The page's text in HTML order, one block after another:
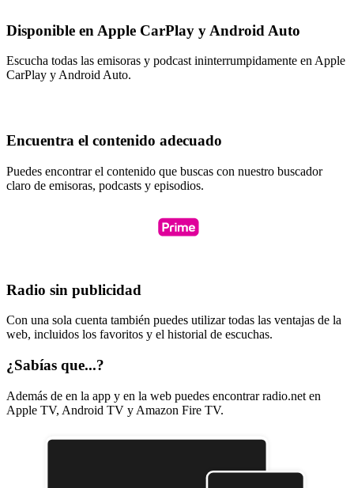
Disponible en Apple CarPlay y Android Auto
Escucha todas las emisoras y podcast ininterrumpidamente en Apple
CarPlay y Android Auto.
Encuentra el contenido adecuado
Puedes encontrar el contenido que buscas con nuestro buscador
claro de emisoras, podcasts y episodios.
Radio sin publicidad
Con una sola cuenta también puedes utilizar todas las ventajas de la
web, incluidos los favoritos y el historial de escuchas.
¿Sabías que...?
Además de en la app y en la web puedes encontrar radio.net en
Apple TV, Android TV y Amazon Fire TV.